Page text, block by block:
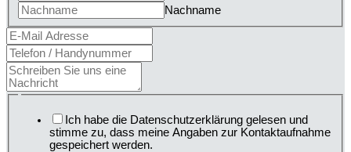
Nachname
Ich habe die Datenschutzerklärung gelesen und
stimme zu, dass meine Angaben zur Kontaktaufnahme
gespeichert werden.